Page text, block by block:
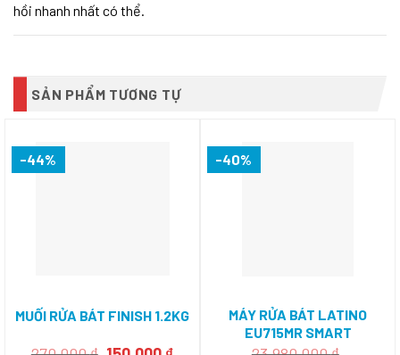
hồi nhanh nhất có thể.
SẢN PHẨM TƯƠNG TỰ
-44%
MUỐI RỬA BÁT FINISH 1.2KG
-40%
MÁY RỬA BÁT LATINO
EU715MR SMART